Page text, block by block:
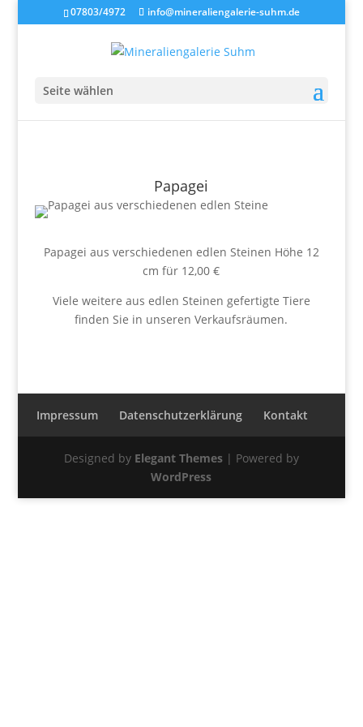
07803/4972 info@mineraliengalerie-suhm.de
Seite wählen
Papagei
Papagei aus verschiedenen edlen Steinen Höhe 12
cm für 12,00 €
Viele weitere aus edlen Steinen gefertigte Tiere
finden Sie in unseren Verkaufsräumen.
Impressum Datenschutzerklärung Kontakt
Designed by Elegant Themes| Powered by
WordPress